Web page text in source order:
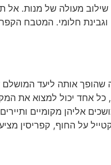
שילוב מעולה של מנות.
חלומי. המטבח
שהופך אותה ליעד המושלם
כל אחד יכול למצוא את
אליהן מקומיים
על החוף, קפריסין